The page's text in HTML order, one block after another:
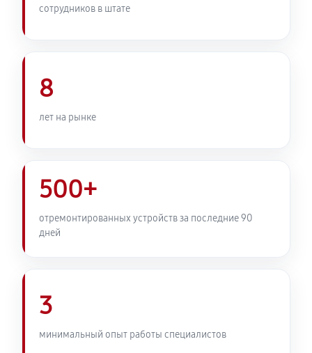
980 руб
сотрудников в штате
8
лет на рынке
500+
отремонтированных устройств за последние 90
дней
3
минимальный опыт работы специалистов